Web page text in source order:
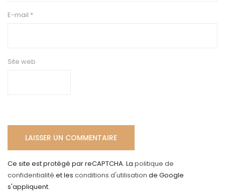
E-mail *
Site web
Ce site est protégé par reCAPTCHA. La politique de
confidentialité et les conditions d'utilisation de Google
s'appliquent.